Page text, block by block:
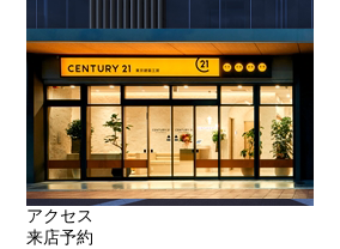
アクセス
来店予約